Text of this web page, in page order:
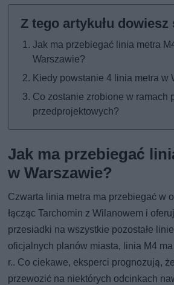
Jak ma przebiegać linia metra
Warszawie?
Kiedy powstanie 4 linia metra w
Co zostanie zrobione w ramach
przedprojektowych?
Jak ma przebiegać
w Warszawie?
Czwarta linia metra ma przebiegać w
łącząc Tarchomin z Wilanowem i
przesiadki na wszystkie pozostałe
oficjalnych planów miasta, linia M4
r.. Co ciekawe, eksperci prognozują,
przewozić na niektórych odcinkach